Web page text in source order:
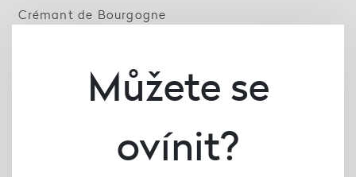
Crémant de Bourgogne
436 Kč
není skladem
Můžete se
ovínit?